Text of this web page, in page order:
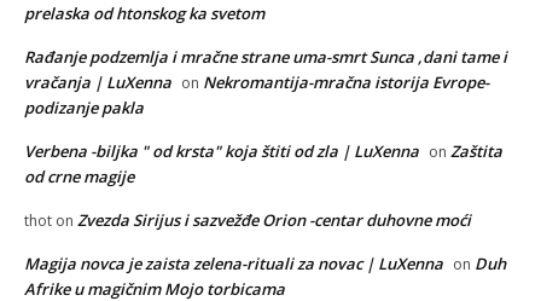
prelaska od htonskog ka svetom
Rađanje podzemlja i mračne strane uma-smrt Sunca ,dani tame i
vračanja | LuXenna on Nekromantija-mračna istorija Evrope-
podizanje pakla
Verbena -biljka " od krsta" koja štiti od zla | LuXenna on Zaštita
od crne magije
thot on Zvezda Sirijus i sazvežđe Orion -centar duhovne moći
Magija novca je zaista zelena-rituali za novac | LuXenna on Duh
Afrike u magičnim Mojo torbicama